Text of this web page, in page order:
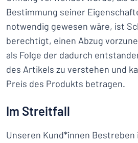
Bestimmung seiner
notwendig gewesen wäre, ist
berechtigt, einen Abzug
als Folge der dadurch
des Artikels zu verstehen und
Preis des Produkts betragen.
Im Streitfall
Unseren Kund*innen